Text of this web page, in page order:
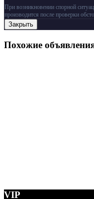
При возникновении спорной
производится после проверки
Закрыть
Похожие
VIP